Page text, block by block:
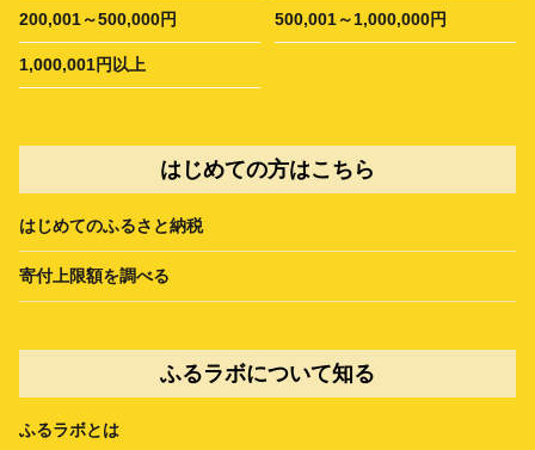
200,001～500,000円 500,001～1,000,000円
1,000,001円以上
はじめての方はこちら
はじめてのふるさと納税
寄付上限額を調べる
ふるラボについて知る
ふるラボとは